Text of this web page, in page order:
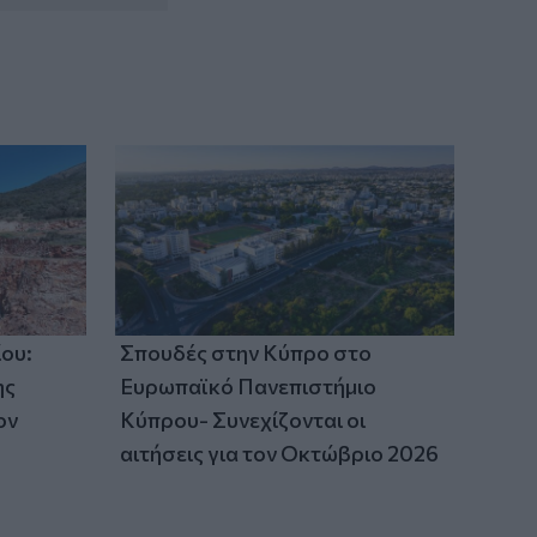
Σπουδές στην Κύπρο στο
Ευρωπαϊκό Πανεπιστήμιο
Κύπρου- Συνεχίζονται οι
αιτήσεις για τον Οκτώβριο 2026